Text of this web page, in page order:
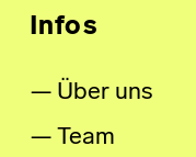
Infos
Über uns
Team